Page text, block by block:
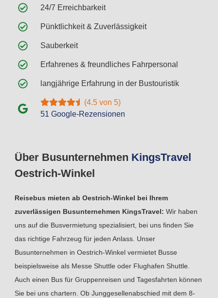
Über Busunternehmen KingsTravel
Oestrich-Winkel
Reisebus mieten ab Oestrich-Winkel bei Ihrem
zuverlässigen Busunternehmen KingsTravel: Wir haben
uns auf die Busvermietung spezialisiert, bei uns finden Sie
das richtige Fahrzeug für jeden Anlass. Unser
Busunternehmen in Oestrich-Winkel vermietet Busse
beispielsweise als Messe Shuttle oder Flughafen Shuttle.
Auch einen Bus für Gruppenreisen und Tagesfahrten können
Sie bei uns chartern. Ob Junggesellenabschied mit dem 8-
24/7 Erreichbarkeit
Pünktlichkeit & Zuverlässigkeit
Sauberkeit
Erfahrenes & freundliches Fahrpersonal
langjährige Erfahrung in der Bustouristik
(4.5 von 5)
51 Google-Rezensionen